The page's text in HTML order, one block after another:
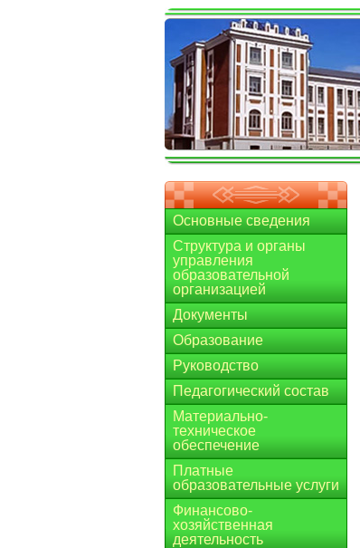
Основные сведения
Структура и органы
управления
образовательной
организацией
Документы
Образование
Руководство
Педагогический состав
Материально-
техническое
обеспечение
Платные
образовательные услуги
Финансово-
хозяйственная
деятельность